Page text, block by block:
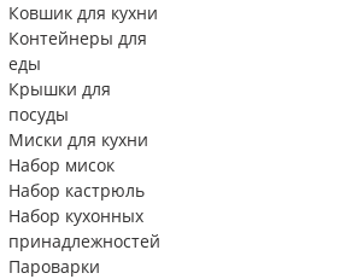
Ковшик для кухни
Контейнеры для
еды
Крышки для
посуды
Миски для кухни
Набор мисок
Набор кастрюль
Набор кухонных
принадлежностей
Пароварки